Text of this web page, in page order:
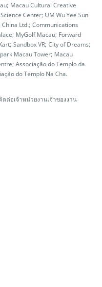
Macau Cultural Creative
Center; UM Wu Yee Sun
Ltd.; Communications
MyGolf Macau; Forward
Sandbox VR; City of Dreams;
Macau Tower; Macau
Associação do Templo da
do Templo Na Cha.
ต่อเจ้าหน่วยงานเจ้าของงาน